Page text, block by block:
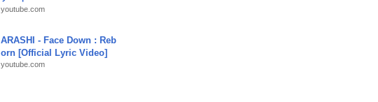
youtube.com
ARASHI - Face Down : Reb
orn [Official Lyric Video]
youtube.com